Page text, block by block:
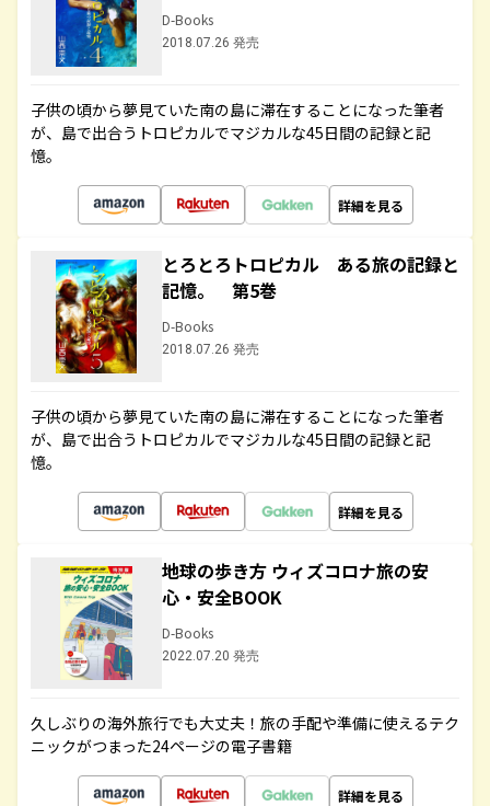
D-Books
2018.07.26 発売
子供の頃から夢見ていた南の島に滞在することになった筆者
が、島で出合うトロピカルでマジカルな45日間の記録と記
憶。
詳細を見る
とろとろトロピカル ある旅の記録と
記憶。 第5巻
D-Books
2018.07.26 発売
子供の頃から夢見ていた南の島に滞在することになった筆者
が、島で出合うトロピカルでマジカルな45日間の記録と記
憶。
詳細を見る
地球の歩き方 ウィズコロナ旅の安
心・安全BOOK
D-Books
2022.07.20 発売
久しぶりの海外旅行でも大丈夫！旅の手配や準備に使えるテク
ニックがつまった24ページの電子書籍
詳細を見る